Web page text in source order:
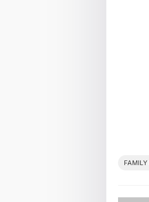
FAMILY